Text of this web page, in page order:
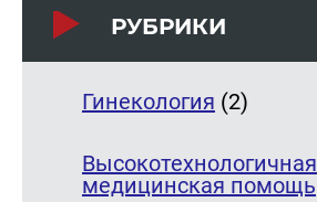
РУБРИКИ
Гинекология (2)
Высокотехнологичная
медицинская помощь